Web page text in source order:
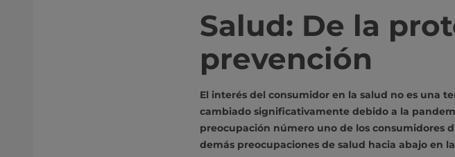
Salud: De la
prevención
El interés del consumidor en la salud no es una
cambiado significativamente debido a la
preocupación número uno de los consumidores
demás preocupaciones de salud hacia abajo en